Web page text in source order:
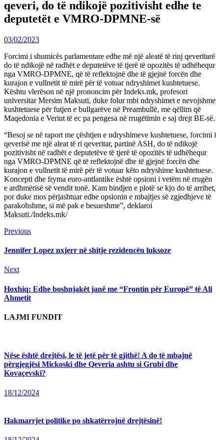
qeveri, do të ndikojë pozitivisht edhe te
deputetët e VMRO-DPMNE-së
03/02/2023
Forcimi i shumicës parlamentare edhe më një aleatë të rinj qeveritarë
do të ndikojë në radhët e deputetëve të tjerë të opozitës të udhëhequr
nga VMRO-DPMNE, që të reflektojnë dhe të gjejnë forcën dhe
kurajon e vullnetit të mirë për të votuar ndryshimet kushtetuese.
Kështu vlerëson në një prononcim për Indeks.mk, profesori
universitar Mersim Maksuti, duke folur mbi ndryshimet e nevojshme
kushtetuese për futjen e bullgarëve në Preambullë, me qëllim që
Maqedonia e Veriut të ec pa pengesa në rrugëtimin e saj drejt BE-së.
“Besoj se në raport me çështjen e ndryshimeve kushtetuese, forcimi i
qeverisë me një aleat të ri qeveritar, partinë ASH, do të ndikojë
pozitivisht në radhët e deputetëve të tjerë të opozitës të udhëhequr
nga VMRO-DPMNE që të reflektojnë dhe të gjejnë forcën dhe
kurajon e vullnetit të mirë për të votuar këto ndryshime kushtetuese.
Koncepti dhe fryma euro-antlantike është opsioni i vetëm në rrugën
e ardhmërisë së vendit tonë. Kam bindjen e plotë se kjo do të arrihet,
por duke mos përjashtuar edhe opsionin e mbajtjes së zgjedhjeve të
parakohshme, si më pak e besueshme”, deklaroi
Maksuti./Indeks.mk/
Continue
Reading
PreviousPrevious
Jennifer Lopez nxjerr në shitje rezidencën luksoze
NextNext
Hoxhiq: Edhe boshnjakët janë me “Frontin për Europë” të Ali
Ahmetit
LAJMI FUNDIT
Nëse është drejtësi, le të jetë për të gjithë! A do të mbajnë
përgjegjësi Mickoski dhe Qeveria ashtu si Grubi dhe
Kovaçevski?
18/12/2024
Hakmarrjet politike po shkatërrojnë drejtësinë!